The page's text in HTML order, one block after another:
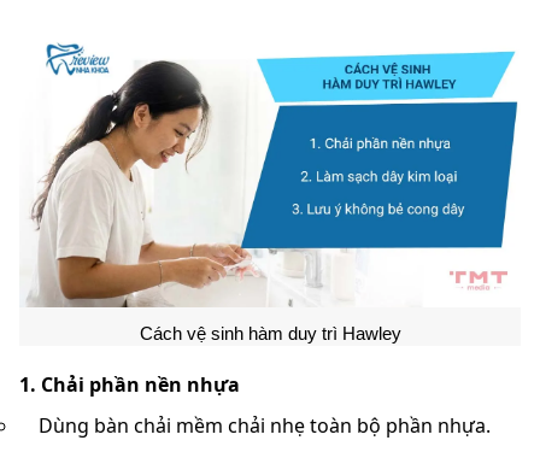
Cách vệ sinh hàm duy trì Hawley
1. Chải phần nền nhựa
Dùng bàn chải mềm chải nhẹ toàn bộ phần nhựa.